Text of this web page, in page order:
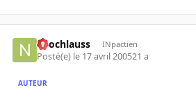
neochlauss INpactien
Posté(e) le 17 avril 200521 a
AUTEUR